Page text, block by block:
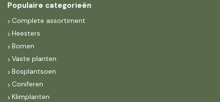
Populaire categorieën
Complete assortiment
Heesters
Bomen
Vaste planten
Bosplantsoen
Coniferen
Klimplanten